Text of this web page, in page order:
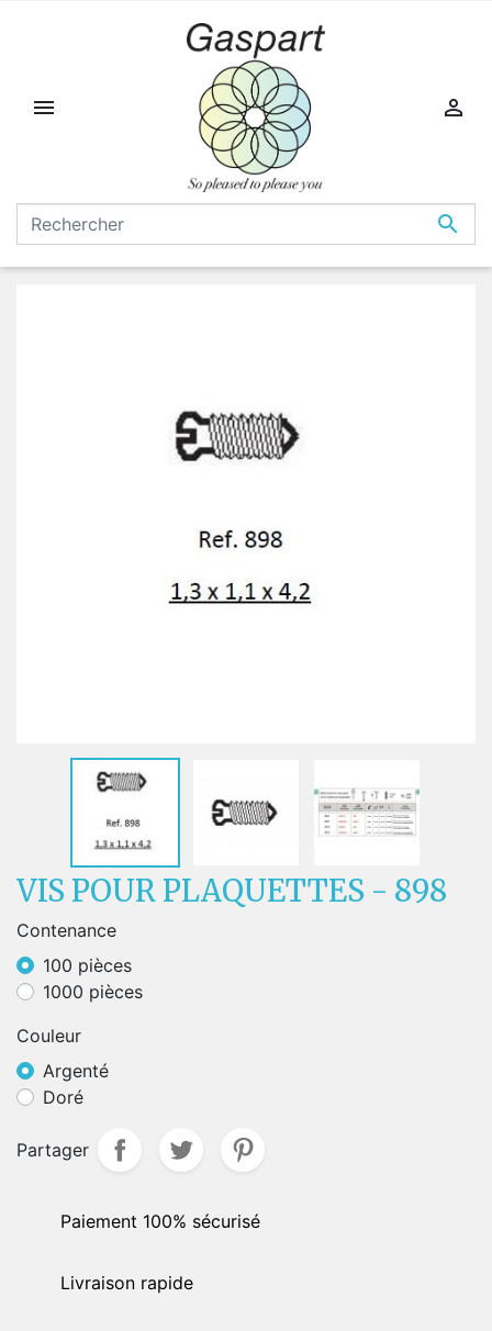



VIS POUR PLAQUETTES - 898
Contenance
100 pièces
1000 pièces
Couleur
Argenté
Doré
Partager
Paiement 100% sécurisé
Livraison rapide